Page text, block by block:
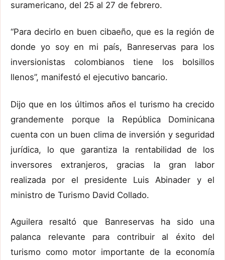
suramericano, del 25 al 27 de febrero.
“Para decirlo en buen cibaeño, que es la región de
donde yo soy en mi país, Banreservas para los
inversionistas colombianos tiene los bolsillos
llenos”, manifestó el ejecutivo bancario.
Dijo que en los últimos años el turismo ha crecido
grandemente porque la República Dominicana
cuenta con un buen clima de inversión y seguridad
jurídica, lo que garantiza la rentabilidad de los
inversores extranjeros, gracias la gran labor
realizada por el presidente Luis Abinader y el
ministro de Turismo David Collado.
Aguilera resaltó que Banreservas ha sido una
palanca relevante para contribuir al éxito del
turismo como motor importante de la economía